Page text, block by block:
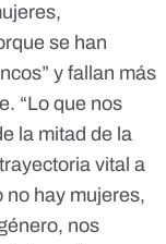
se han
y fallan más
“Lo que nos
la mitad de la
vital a
no hay mujeres,
nos